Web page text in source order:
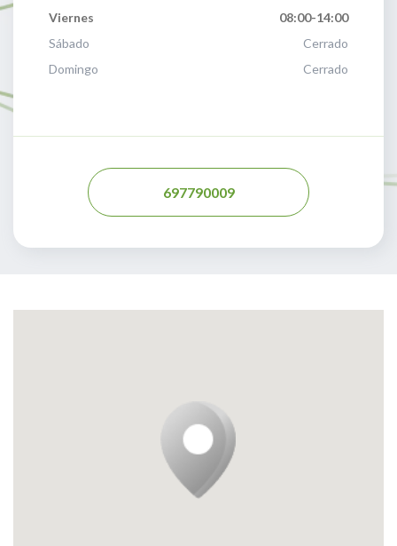
Viernes
08:00-14:00
Sábado
Cerrado
Domingo
Cerrado
697790009